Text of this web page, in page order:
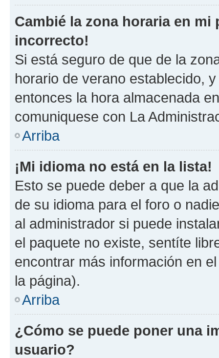
Cambié la zona horaria en
incorrecto!
Si está seguro de que de la
horario de verano establecido,
entonces la hora almacenada
comuniquese con La
Arriba
¡Mi idioma no está en la lista!
Esto se puede deber a que la
de su idioma para el foro o
al administrador si puede
el paquete no existe, sentíte
encontrar más información en
la página).
Arriba
¿Cómo se puede poner una
usuario?